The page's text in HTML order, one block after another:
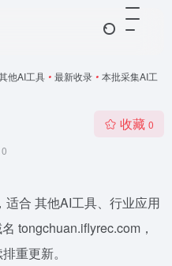
他AI工具 • 最新收录 • 本批采集AI工
0
收藏 0
合 其他AI工具、行业应用
tongchuan.iflyrec.com，
重更新。